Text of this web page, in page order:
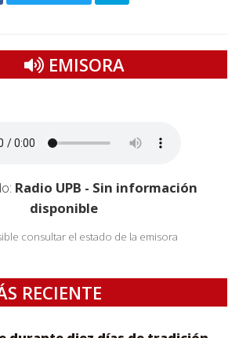
EMISORA
Radio UPB - Sin información
disponible
consultar el estado de la emisora
RECIENTE